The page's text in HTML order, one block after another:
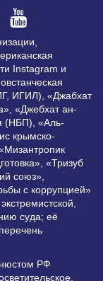
Instagram и
ИГИЛ), «Джабхат
«Джебхат ан-
(НБП), «Аль-
крымско-
«Тризуб
союз»,
с коррупцией»
суда; её
РФ